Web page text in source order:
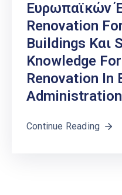
Ευρωπαϊκών
Renovation
Buildings Και
Knowledge
Renovation In
Continue Reading